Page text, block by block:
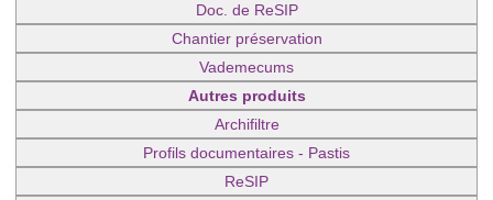
Doc. de ReSIP
Chantier préservation
Vademecums
Autres produits
Archifiltre
Profils documentaires - Pastis
ReSIP